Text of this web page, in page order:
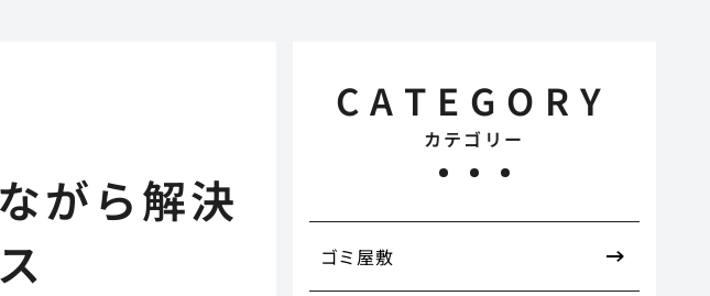
がら解決
CATEGORY
カテゴリー
ゴミ屋敷